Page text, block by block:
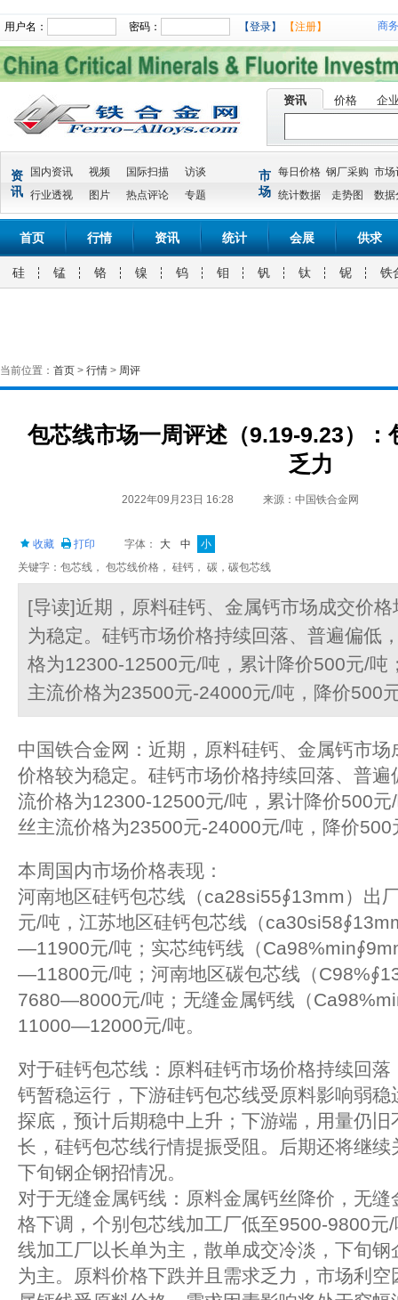
用户名： 密码： 【登录】 【注册】 商
资讯 价格 企
资
讯
国内资讯 视频 国际扫描
访谈
行业透视
图片 热点评论 专题
市
场
每日价格 钢厂采购 市场
统计数据
走势图 数据
首页 行情 资讯 统计 会展 供求
硅 锰 铬 镍 钨 钼 钒 钛 铌 铁
当前位置： 首页 > 行情 > 周评
包芯线市场一周评述（9.19-9.23）：
乏力
2022年09月23日 16:28 来源：中国铁合金网
收藏 打印 字体： 大 中
小
关键字：包芯线， 包芯线价格， 硅钙， 碳，碳包芯线
[导读]近期，原料硅钙、金属钙市场成交价
为稳定。硅钙市场价格持续回落、普遍偏低
格为12300-12500元/吨，累计降价500元/吨
主流价格为23500元-24000元/吨，降价500
中国铁合金网：近期，原料硅钙、金属钙市
价格较为稳定。硅钙市场价格持续回落、普
流价格为12300-12500元/吨，累计降价500
丝主流价格为23500元-24000元/吨，降价500
本周国内市场价格表现：
河南地区硅钙包芯线（ca28si55∮13mm）出
元/吨，江苏地区硅钙包芯线（
—11900元/吨；实芯纯钙线（
—11800元/吨；河南地区碳包芯线（
7680—8000元/吨；无缝金属钙线（
11000—12000元/吨。
对于硅钙包芯线：原料硅钙市场价格持续回
钙暂稳运行，下游硅钙包芯线受原料影响弱
探底，预计后期稳中上升；下游端，用量仍
长，硅钙包芯线行情提振受阻。后期还将继
下旬钢企钢招情况。
对于无缝金属钙线：原料金属钙丝降价，无
格下调，个别包芯线加工厂低至9500-9800元
线加工厂以长单为主，散单成交冷淡，下旬
为主。原料价格下跌并且需求乏力，市场利